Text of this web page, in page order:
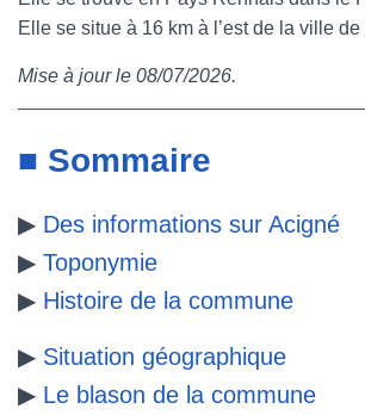
e
b
o
k
t
t
r
t
e
e
s
b
Elle se situe à 16 km à l’est de la ville
Mise à jour le 08/07/2026.
■ Sommaire
▶ Des informations sur Acigné
▶ Toponymie
▶ Histoire de la commune
▶ Situation géographique
▶ Le blason de la commune